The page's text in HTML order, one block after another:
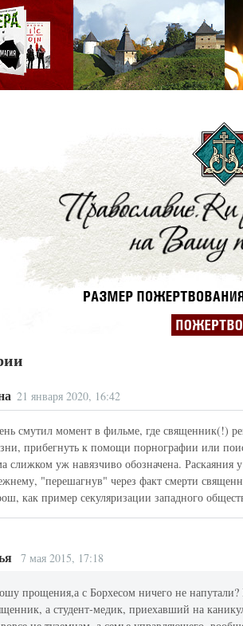
21 января 2020, 16:42
смутил момент в фильме, где священник(!)
прибегнуть к помощи порнографии или
слижком уж навязчиво обозначена.
"перешагнув" через факт смерти
как пример секуляризации западного
7 мая 2015, 17:18
прощения,а с Борхесом ничего не
а студент-медик, приехавший на